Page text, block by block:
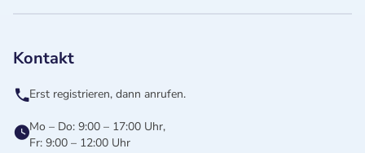
Kontakt
Erst registrieren, dann anrufen.
Mo – Do: 9:00 – 17:00 Uhr,
Fr: 9:00 – 12:00 Uhr